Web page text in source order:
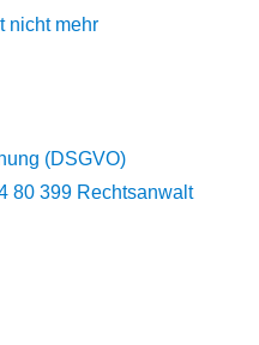
nicht mehr
(DSGVO)
80 399 Rechtsanwalt